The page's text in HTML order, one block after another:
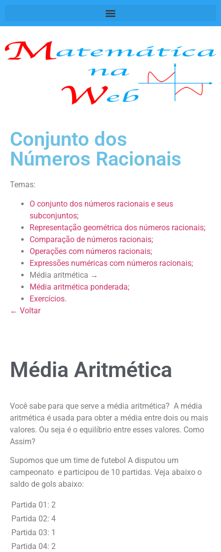
Conjunto dos
Números Racionais
Temas:
O conjunto dos números racionais e seus
subconjuntos;
Representação geométrica dos números racionais;
Comparação de números racionais;
Operações com números racionais;
Expressões numéricas com números racionais;
Média aritmética →
Média aritmética ponderada;
Exercícios.
← Voltar
Média Aritmética
Você sabe para que serve a média aritmética? A média
aritmética é usada para obter a média entre dois ou mais
valores. Ou seja é o equilíbrio entre esses valores. Como
Assim?
Supomos que um time de futebol A disputou um
campeonato e participou de 10 partidas. Veja abaixo o
saldo de gols abaixo:
Partida 01: 2
Partida 02: 4
Partida 03: 1
Partida 04: 2